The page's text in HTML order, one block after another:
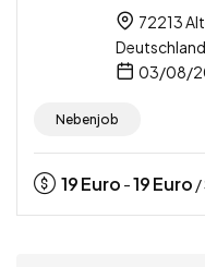
72213
Deutschland
03/08/
Nebenjob
19Euro -19Euro /